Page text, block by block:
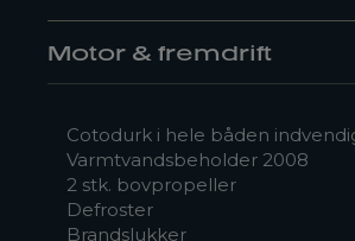
Motor & fremdrift
Cotodurk i hele båden
Varmtvandsbeholder 2008
2 stk. bovpropeller
Defroster
Brandslukker